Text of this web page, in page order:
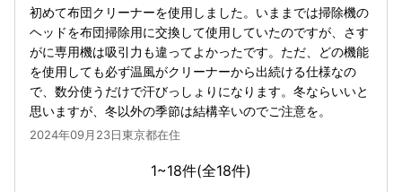
初めて布団クリーナーを使用しました。いままでは掃除機の
ヘッドを布団掃除用に交換して使用していたのですが、さす
がに専用機は吸引力も違ってよかったです。ただ、どの機能
を使用しても必ず温風がクリーナーから出続ける仕様なの
で、数分使うだけで汗びっしょりになります。冬ならいいと
思いますが、冬以外の季節は結構辛いのでご注意を。
2024年09月23日東京都在住
1~18件(全18件)